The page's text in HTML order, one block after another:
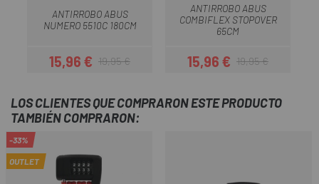
ANTIRROBO ABUS
NUMERO 5510C 180CM
Precio
15,96 €Precio regular
19,95 €
ANTIRROBO ABUS
COMBIFLEX STOPOVER
65CM
Precio
15,96 €Precio regular
19,95 €
LOS CLIENTES QUE COMPRARON ESTE PRODUCTO
TAMBIÉN COMPRARON:
-33%
OUTLET